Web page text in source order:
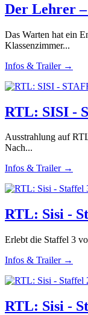
Der Lehrer
Das Warten hat ein
Klassenzimmer...
Infos & Trailer →
RTL: SISI -
Ausstrahlung auf
Nach...
Infos & Trailer →
RTL: Sisi -
Erlebt die Staffel 3
Infos & Trailer →
RTL: Sisi -